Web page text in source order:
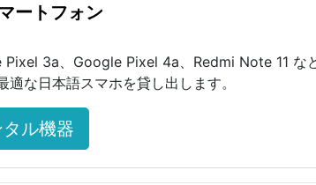
ートフォン
Pixel 3a、Google Pixel 4a、Redmi Note 11 な
適な日本語スマホを貸し出します。
タル機器